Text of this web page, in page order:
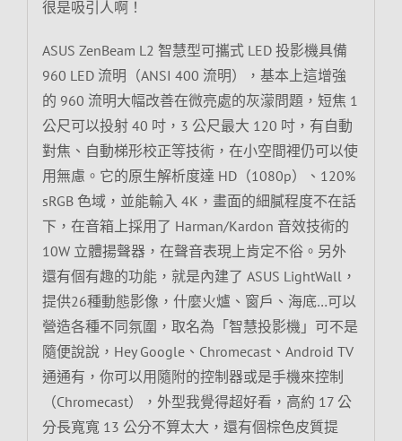
很是吸引人啊！
ASUS ZenBeam L2 智慧型可攜式 LED 投影機具備
960 LED 流明（ANSI 400 流明），基本上這增強
的 960 流明大幅改善在微亮處的灰濛問題，短焦 1
公尺可以投射 40 吋，3 公尺最大 120 吋，有自動
對焦、自動梯形校正等技術，在小空間裡仍可以使
用無慮。它的原生解析度達 HD（1080p）、120%
sRGB 色域，並能輸入 4K，畫面的細膩程度不在話
下，在音箱上採用了 Harman/Kardon 音效技術的
10W 立體揚聲器，在聲音表現上肯定不俗。另外
還有個有趣的功能，就是內建了 ASUS LightWall，
提供26種動態影像，什麼火爐、窗戶、海底…可以
營造各種不同氛圍，取名為「智慧投影機」可不是
隨便說說，Hey Google、Chromecast、Android TV
通通有，你可以用隨附的控制器或是手機來控制
（Chromecast），外型我覺得超好看，高約 17 公
分長寬寬 13 公分不算太大，還有個棕色皮質提